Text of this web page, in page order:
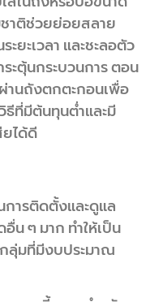
ชาติช่วยย่อยสลาย
ะยะเวลา และชะลอตัว
ะตุ้นกระบวนการ ตอน
านถังตกตะกอนเพื่อ
ธีที่มีต้นทุนต่ำและมี
ยได้ดี
ารติดตั้งและดูแล
น ๆ มาก ทำให้เป็น
ลุ่มที่มีงบประมาณ